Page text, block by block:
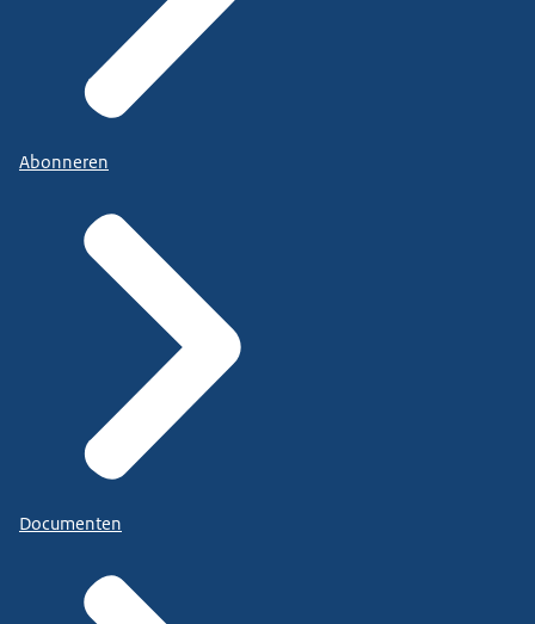
Abonneren
Documenten